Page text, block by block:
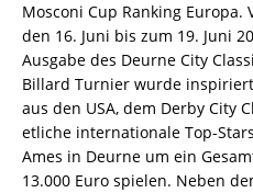
Mosconi Cup Ranking Europa.
den 16. Juni bis zum 19. Juni
Ausgabe des Deurne City
Billard Turnier wurde
aus den USA, dem Derby City
etliche internationale Top-
Ames in Deurne um ein
13.000 Euro spielen. Neben